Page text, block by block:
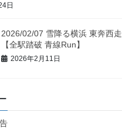
日
2026/02/07 雪降る横浜 東奔西走
【全駅踏破 青線Run】
2026年2月11日